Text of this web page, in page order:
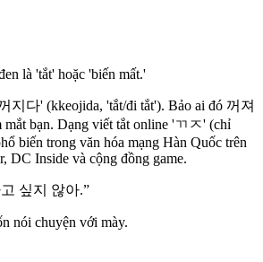
là 'tắt' hoặc 'biến mất.'
지다' (kkeojida, 'tắt/đi tắt'). Bảo ai đó 꺼져
mắt bạn. Dạng viết tắt online 'ㄲㅈ' (chỉ
biến trong văn hóa mạng Hàn Quốc trên
DC Inside và cộng đồng game.
싶지 않아.”
nói chuyện với mày.